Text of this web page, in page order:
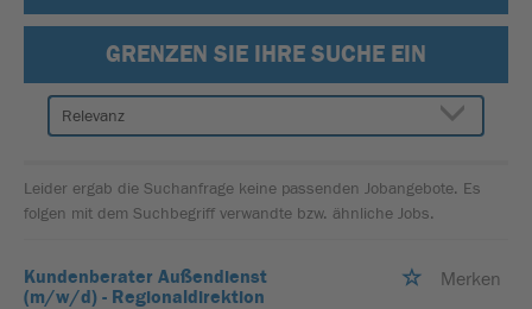
GRENZEN SIE IHRE SUCHE EIN
Leider ergab die Suchanfrage keine passenden Jobangebote. Es
folgen mit dem Suchbegriff verwandte bzw. ähnliche Jobs.
Kundenberater Außendienst
(m/w/d) - Regionaldirektion
Merken